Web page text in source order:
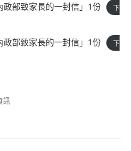
部致家長的一封信」1份
下
部致家長的一封信」1份
下
訊